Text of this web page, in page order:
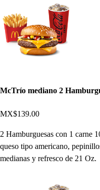
McTrío mediano 2
MX$139.00
2 Hamburguesas con 1 carne
queso tipo americano,
medianas y refresco de 21 Oz.